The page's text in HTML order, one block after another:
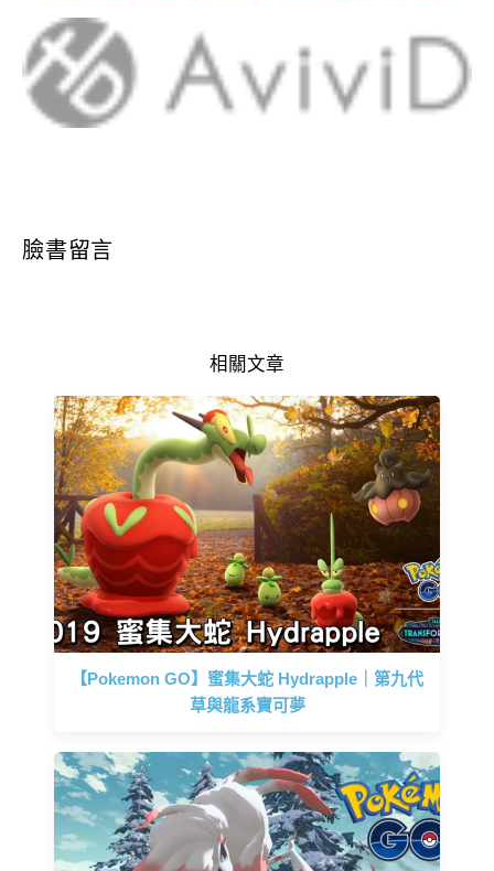
臉書留言
相關文章
【Pokemon GO】蜜集大蛇 Hydrapple｜第九代
草與龍系寶可夢